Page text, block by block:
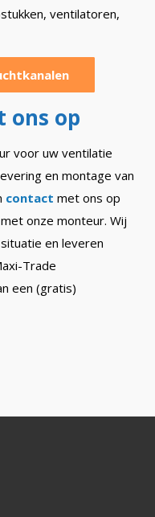
ventilatoren,
ons op
voor uw ventilatie
en montage van
contact met ons op
onze monteur. Wij
en leveren
Trade
een (gratis)